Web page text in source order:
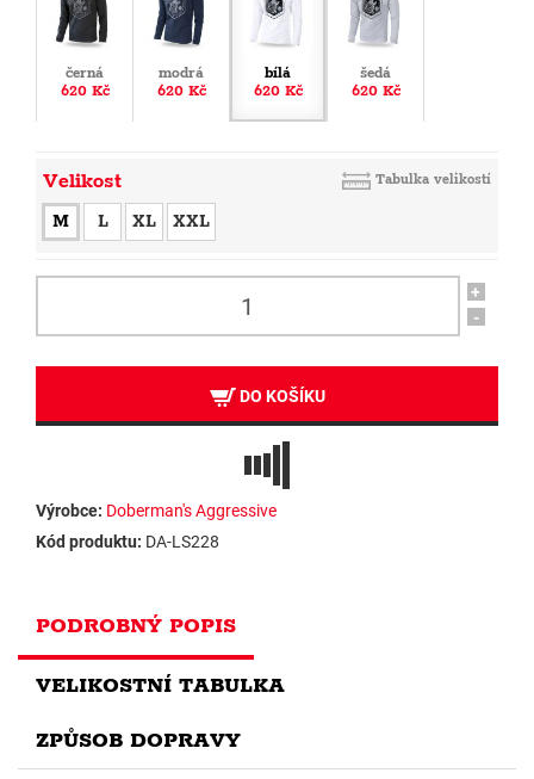
černá
620 Kč
modrá
620 Kč
bílá
620 Kč
šedá
620 Kč
Velikost Tabulka velikostí
M L XL XXL
+
-
DO KOŠÍKU
Výrobce: Doberman's Aggressive
Kód produktu: DA-LS228
PODROBNÝ POPIS
VELIKOSTNÍ TABULKA
ZPŮSOB DOPRAVY